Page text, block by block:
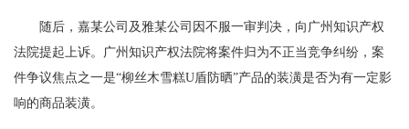
随后，嘉某公司及雅某公司因不服一审判决，向广州知识产权
法院提起上诉。广州知识产权法院将案件归为不正当竞争纠纷，案
件争议焦点之一是“柳丝木雪糕U盾防晒”产品的装潢是否为有一定影
响的商品装潢。